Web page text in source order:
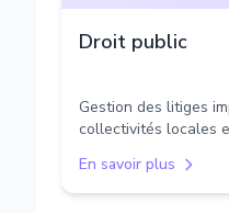
Droit public
Gestion des litiges
collectivités locales
En savoir plus